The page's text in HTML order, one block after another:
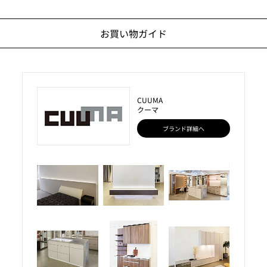
お買い物ガイド
CUUMA
クーマ
ブランド詳細へ